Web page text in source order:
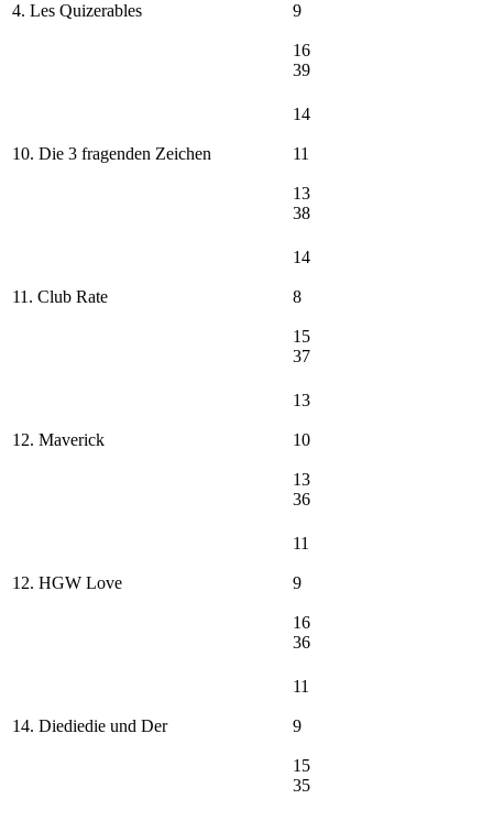
4. Les Quizerables 9
16
39
10. Die 3 fragenden Zeichen
14
11
13
38
11. Club Rate
14
8
15
37
12. Maverick
13
10
13
36
12. HGW Love
11
9
16
36
14. Diediedie und Der
11
9
15
35